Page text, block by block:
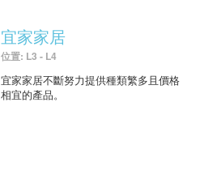
宜家家居
位置: L3 - L4
宜家家居不斷努力提供種類繁多且價格
相宜的產品。